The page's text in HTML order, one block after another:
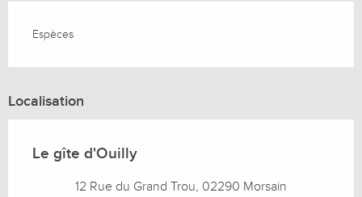
Espèces
Localisation
Le gîte d'Ouilly
12 Rue du Grand Trou, 02290 Morsain